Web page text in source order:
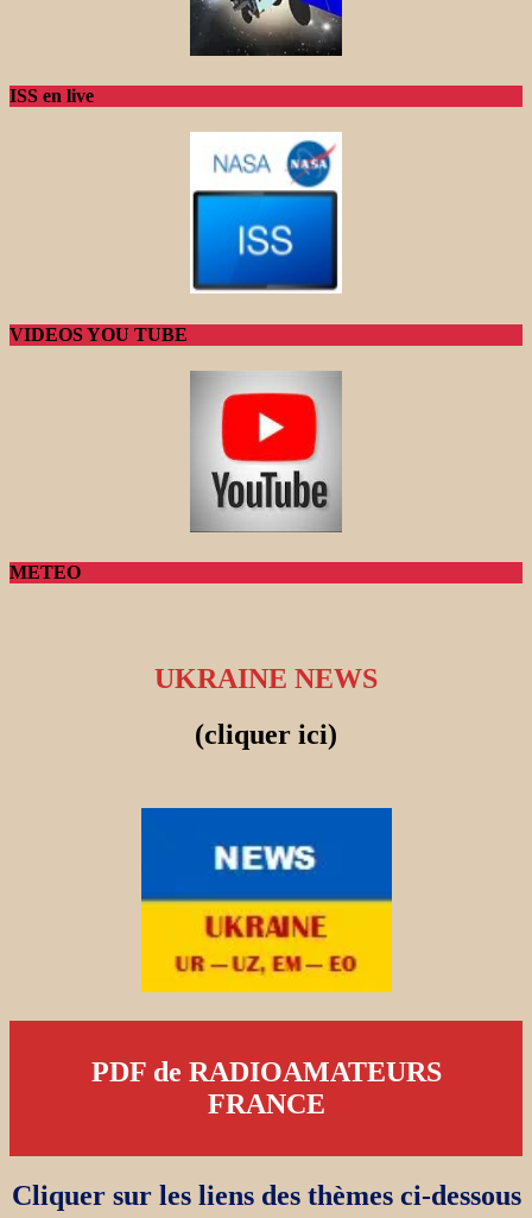
ISS en live
VIDEOS YOU TUBE
METEO
UKRAINE NEWS
(cliquer ici)
PDF de RADIOAMATEURS
FRANCE
Cliquer sur les liens des thèmes ci-dessous